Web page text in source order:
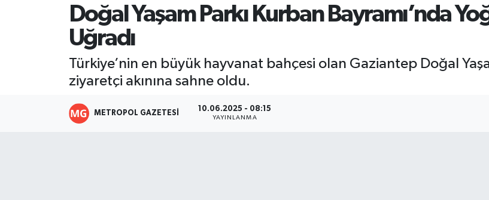
Doğal Yaşam Parkı Kurban Bayramı’nda
Uğradı
Türkiye’nin en büyük hayvanat bahçesi olan Gaziantep Doğal
ziyaretçi akınına sahne oldu.
METROPOL GAZETESI 10.06.2025 - 08:15
YAYINLANMA
Özel Haberler
Yerel Yönetim
Kültür-Sanat
Magazin
Tüm Manşetler
Son Dakika Haberleri
Haber Arşivi